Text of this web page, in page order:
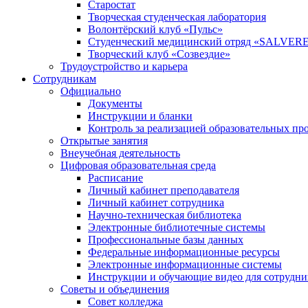
Старостат
Творческая студенческая лаборатория
Волонтёрский клуб «Пульс»
Студенческий медицинский отряд
Творческий клуб «Созвездие»
Трудоустройство и карьера
Сотрудникам
Официально
Документы
Инструкции и бланки
Контроль за реализацией образовательных
Открытые занятия
Внеучебная деятельность
Цифровая образовательная среда
Расписание
Личный кабинет преподавателя
Личный кабинет сотрудника
Научно-техническая библиотека
Электронные библиотечные системы
Профессиональные базы данных
Федеральные информационные ресурсы
Электронные информационные системы
Инструкции и обучающие видео для
Советы и объединения
Совет колледжа